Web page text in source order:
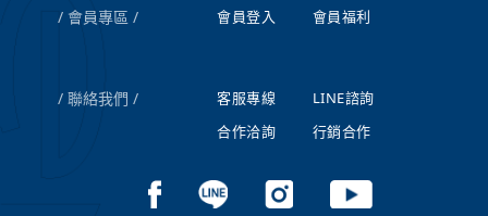
會員專區 會員登入 會員福利
聯絡我們 客服專線
LINE諮詢
合作洽詢
行銷合作